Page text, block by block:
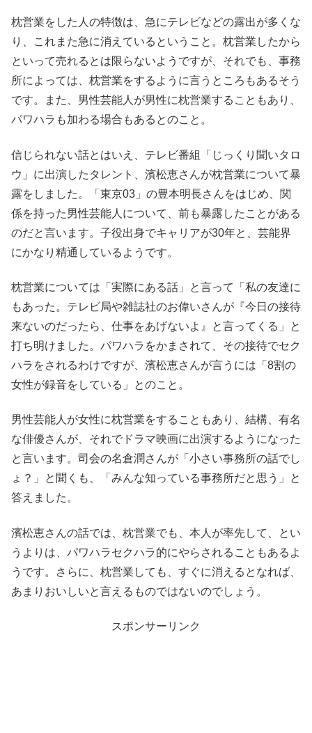
枕営業をした人の特徴は、急にテレビなどの露出が多くな
り、これまた急に消えているということ。枕営業したから
といって売れるとは限らないようですが、それでも、事務
所によっては、枕営業をするように言うところもあるそう
です。また、男性芸能人が男性に枕営業することもあり、
パワハラも加わる場合もあるとのこと。
信じられない話とはいえ、テレビ番組「じっくり聞いタロ
ウ」に出演したタレント、濱松恵さんが枕営業について暴
露をしました。「東京03」の豊本明長さんをはじめ、関
係を持った男性芸能人について、前も暴露したことがある
のだと言います。子役出身でキャリアが30年と、芸能界
にかなり精通しているようです。
枕営業については「実際にある話」と言って「私の友達に
もあった。テレビ局や雑誌社のお偉いさんが『今日の接待
来ないのだったら、仕事をあげないよ』と言ってくる」と
打ち明けました。パワハラをかまされて、その接待でセク
ハラをされるわけですが、濱松恵さんが言うには「8割の
女性が録音をしている」とのこと。
男性芸能人が女性に枕営業をすることもあり、結構、有名
な俳優さんが、それでドラマ映画に出演するようになった
と言います。司会の名倉潤さんが「小さい事務所の話でし
ょ？」と聞くも、「みんな知っている事務所だと思う」と
答えました。
濱松恵さんの話では、枕営業でも、本人が率先して、とい
うよりは、パワハラセクハラ的にやらされることもあるよ
うです。さらに、枕営業しても、すぐに消えるとなれば、
あまりおいしいと言えるものではないのでしょう。
スポンサーリンク